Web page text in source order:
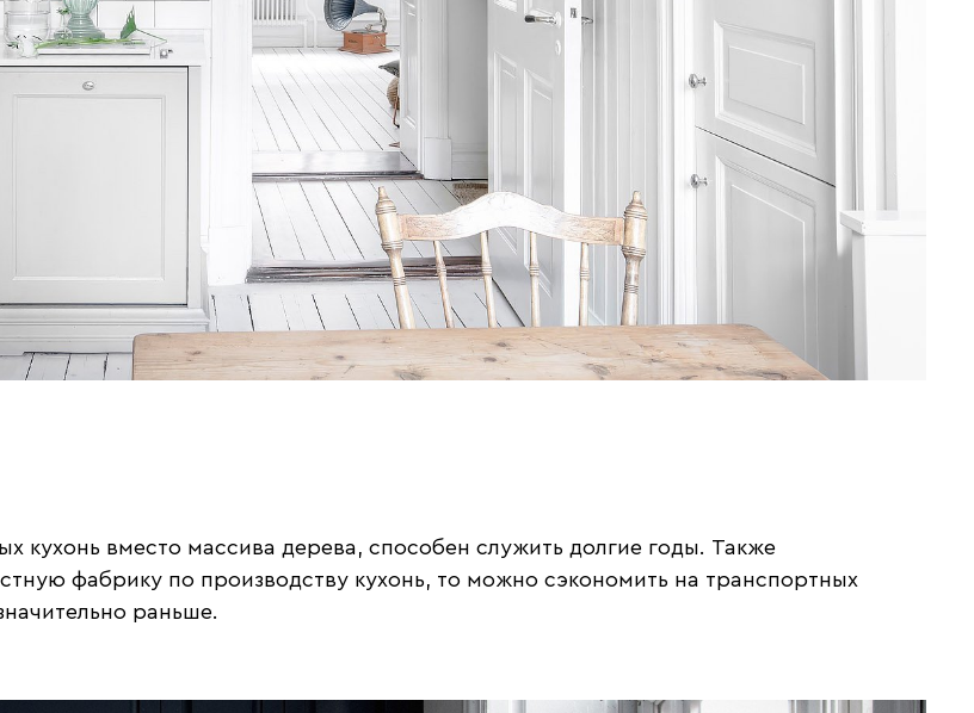
вместо массива дерева, способен служить долгие годы. Также
фабрику по производству кухонь, то можно сэкономить на транспортных
раньше.